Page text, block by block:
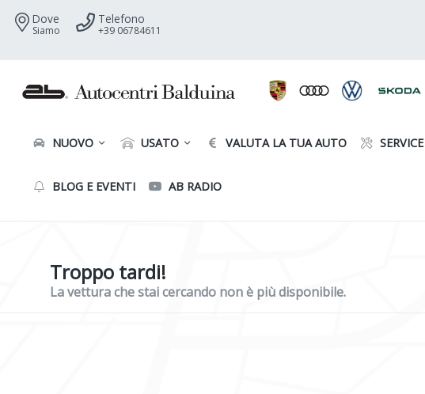
Dove
Siamo
Telefono
+39 06784611
NUOVO USATO VALUTA LA TUA AUTO SERVICE
BLOG E EVENTI AB RADIO
Troppo tardi!
La vettura che stai cercando non è più disponibile.